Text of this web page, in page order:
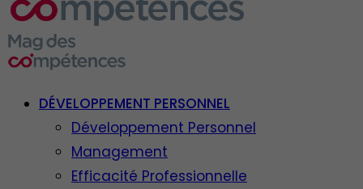
DÉVELOPPEMENT PERSONNEL
Développement Personnel
Management
Efficacité Professionnelle